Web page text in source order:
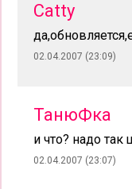
Catty
02.04.2007 (23:09)
ТанюФка
и что? надо так
02.04.2007 (23:07)